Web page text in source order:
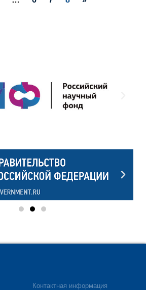
Контактная информация